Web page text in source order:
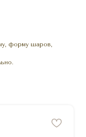
форму шаров,